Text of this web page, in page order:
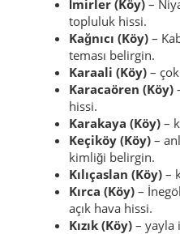
yerleşim.
Güplüce (Köy)
yaşatan yapı.
Güvenözü (Köy)
netlik.
İmirler (Köy)–
topluluk hissi.
Kağnıcı (Köy)–
teması belirgin.
Karaali (Köy)– çok
Karacaören (Köy)
hissi.
Karakaya (Köy)
Keçiköy (Köy)–